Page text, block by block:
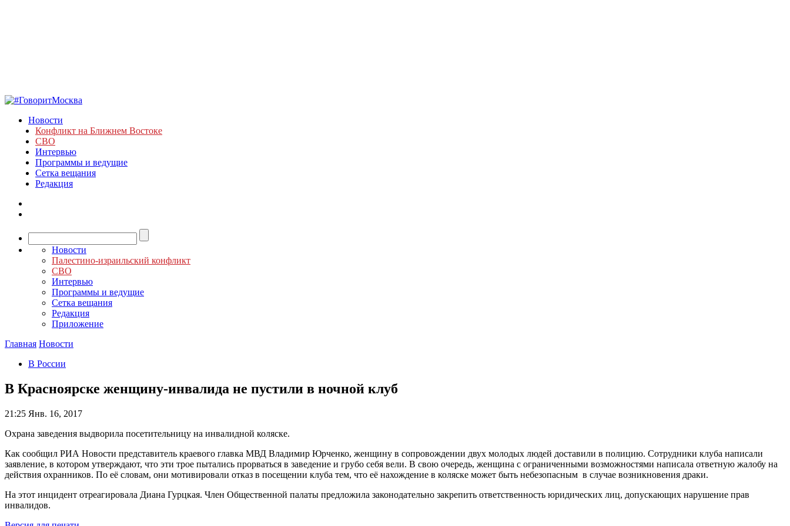
Новости
Конфликт на Ближнем Востоке
СВО
Интервью
Программы и ведущие
Сетка вещания
Редакция
Новости
Палестино-израильский конфликт
СВО
Интервью
Программы и ведущие
Сетка вещания
Редакция
Приложение
Главная Новости
В России
В Красноярске женщину-инвалида не пустили в ночной клуб
21:25 Янв. 16, 2017
Охрана заведения выдворила посетительницу на инвалидной коляске.
Как сообщил РИА Новости представитель краевого главка МВД Владимир Юрченко, женщину в сопровождении двух молодых людей доставили в полицию. Сотрудники клуба написали
заявление, в котором утверждают, что эти трое пытались прорваться в заведение и грубо себя вели. В свою очередь, женщина с ограниченными возможностями написала ответную жалобу на
действия охранников. По её словам, они мотивировали отказ в посещении клуба тем, что её нахождение в коляске может быть небезопасным в случае возникновения драки.
На этот инцидент отреагировала Диана Гурцкая. Член Общественной палаты предложила законодательно закрепить ответственность юридических лиц, допускающих нарушение прав
инвалидов.